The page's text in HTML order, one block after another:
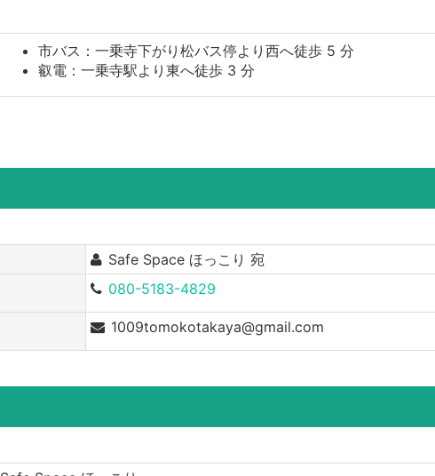
市バス：一乗寺下がり松バス停より西へ徒歩 5 分
叡電：一乗寺駅より東へ徒歩 3 分
Safe Space ほっこり 宛
080-5183-4829
1009tomokotakaya@gmail.com